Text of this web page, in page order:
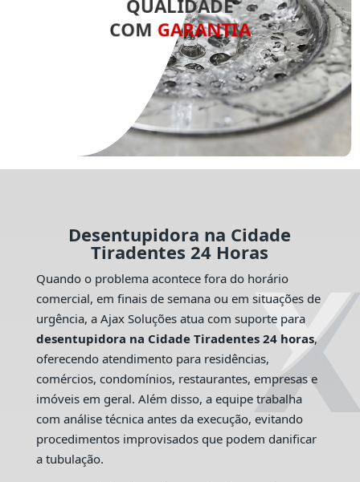
QUALIDADE
COM GARANTIA
Desentupidora na Cidade
Tiradentes 24 Horas
Quando o problema acontece fora do horário
comercial, em finais de semana ou em situações de
urgência, a Ajax Soluções atua com suporte para
desentupidora na Cidade Tiradentes 24 horas,
oferecendo atendimento para residências,
comércios, condomínios, restaurantes, empresas e
imóveis em geral. Além disso, a equipe trabalha
com análise técnica antes da execução, evitando
procedimentos improvisados que podem danificar
a tubulação.